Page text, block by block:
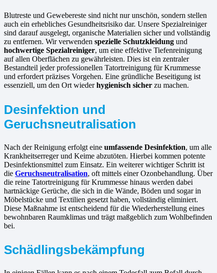
Blutreste und Gewebereste sind nicht nur unschön, sondern stellen
auch ein erhebliches Gesundheitsrisiko dar. Unsere Spezialreiniger
sind darauf ausgelegt, organische Materialien sicher und vollständig
zu entfernen. Wir verwenden spezielle Schutzkleidung und
hochwertige Spezialreiniger, um eine effektive Tiefenreinigung
auf allen Oberflächen zu gewährleisten. Dies ist ein zentraler
Bestandteil jeder professionellen Tatortreinigung für Krummesse
und erfordert präzises Vorgehen. Eine gründliche Beseitigung ist
essenziell, um den Ort wiederhygienisch sicher zu machen.
Desinfektion und
Geruchsneutralisation
Nach der Reinigung erfolgt eine umfassende Desinfektion, um alle
Krankheitserreger und Keime abzutöten. Hierbei kommen potente
Desinfektionsmittel zum Einsatz. Ein weiterer wichtiger Schritt ist
die Geruchsneutralisation, oft mittels einer Ozonbehandlung. Über
die reine Tatortreinigung für Krummesse hinaus werden dabei
hartnäckige Gerüche, die sich in die Wände, Böden und sogar in
Möbelstücke und Textilien gesetzt haben, vollständig eliminiert.
Diese Maßnahme ist entscheidend für die Wiederherstellung eines
bewohnbaren Raumklimas und trägt maßgeblich zum Wohlbefinden
bei.
Schädlingsbekämpfung